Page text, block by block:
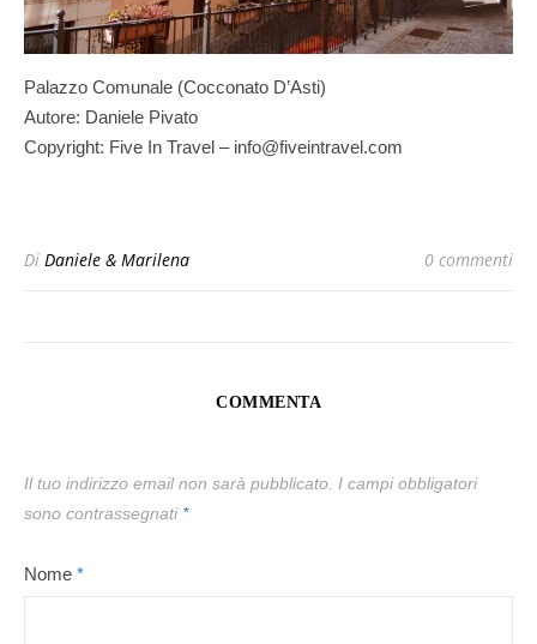
Palazzo Comunale (Cocconato D’Asti)
Autore: Daniele Pivato
Copyright: Five In Travel – info@fiveintravel.com
Di Daniele & Marilena 0 commenti
COMMENTA
Il tuo indirizzo email non sarà pubblicato. I campi obbligatori
sono contrassegnati *
Nome *